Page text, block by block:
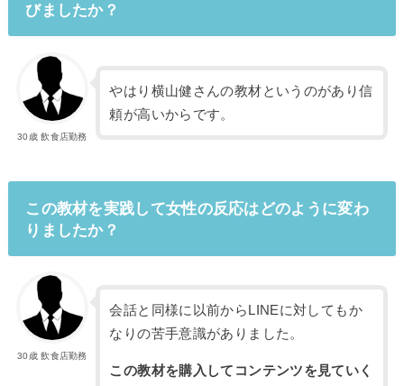
びましたか？
30歳 飲食店勤務
やはり横山健さんの教材というのがあり信
頼が高いからです。
この教材を実践して女性の反応はどのように変わ
りましたか？
30歳 飲食店勤務
会話と同様に以前からLINEに対してもか
なりの苦手意識がありました。
この教材を購入してコンテンツを見ていく